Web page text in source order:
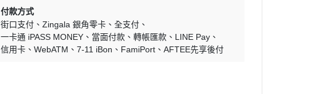
付款方式
街口支付
Zingala 銀角零卡
全支付
一卡通 iPASS MONEY
當面付款 轉帳匯款
LINE Pay
信用卡
WebATM 7-11 iBon FamiPort AFTEE先享後付